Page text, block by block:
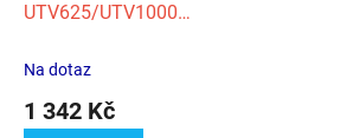
UTV625/UTV1000
Na dotaz
1 342 Kč